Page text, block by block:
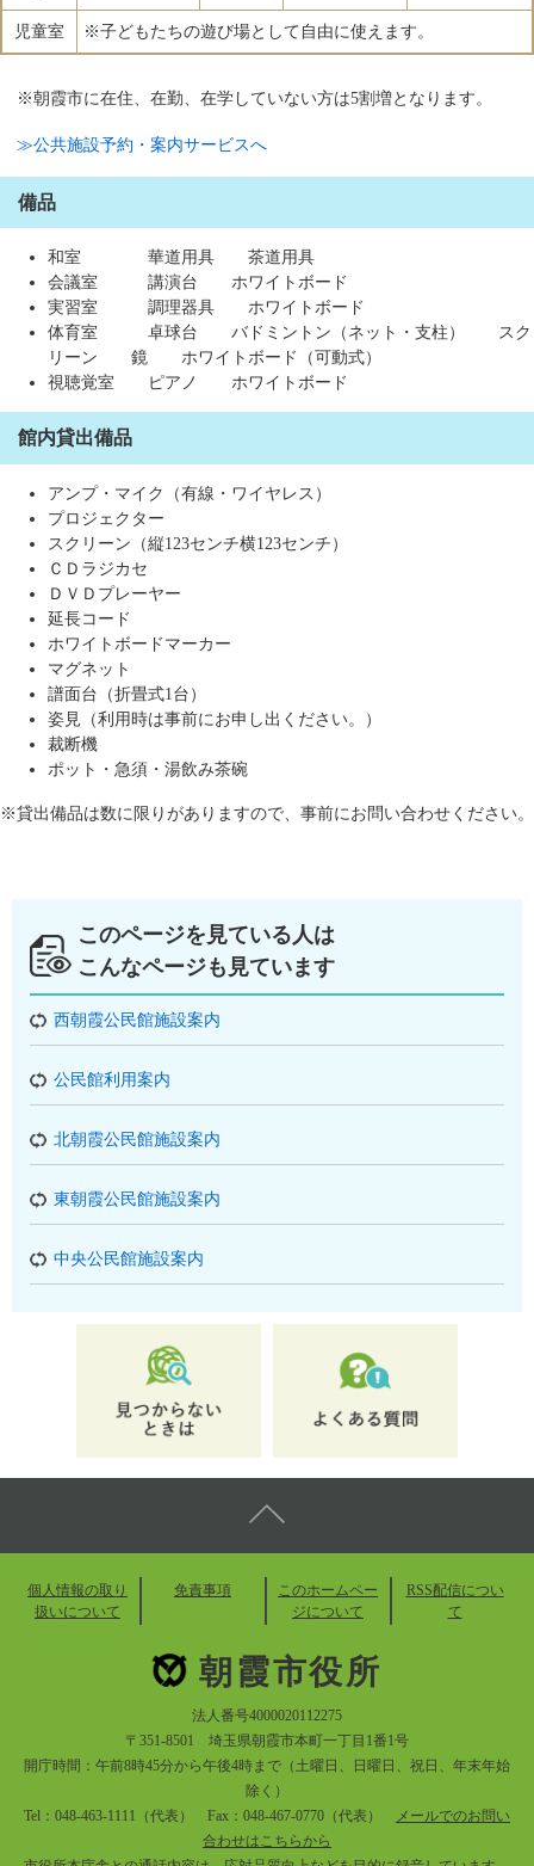
児童室 ※子どもたちの遊び場として自由に使えます。
※朝霞市に在住、在勤、在学していない方は5割増となります。
≫公共施設予約・案内サービスへ
備品
和室 華道用具 茶道用具
会議室 講演台 ホワイトボード
実習室 調理器具 ホワイトボード
体育室 卓球台 バドミントン（ネット・支柱） スク
リーン 鏡 ホワイトボード（可動式）
視聴覚室 ピアノ ホワイトボード
館内貸出備品
アンプ・マイク（有線・ワイヤレス）
プロジェクター
スクリーン（縦123センチ横123センチ）
ＣＤラジカセ
ＤＶＤプレーヤー
延長コード
ホワイトボードマーカー
マグネット
譜面台（折畳式1台）
姿見（利用時は事前にお申し出ください。）
裁断機
ポット・急須・湯飲み茶碗
※貸出備品は数に限りがありますので、事前にお問い合わせください。
このページを見ている人は
こんなページも見ています
西朝霞公民館施設案内
公民館利用案内
北朝霞公民館施設案内
東朝霞公民館施設案内
中央公民館施設案内
個人情報の取り
扱いについて
免責事項
このホームペー
ジについて
RSS配信につい
て
朝霞市役所
法人番号4000020112275
〒351-8501 埼玉県朝霞市本町一丁目1番1号
開庁時間：午前8時45分から午後4時まで（土曜日、日曜日、祝日、年末年始
除く）
Tel：048-463-1111（代表） Fax：048-467-0770（代表）
メールでのお問い
合わせはこちらから